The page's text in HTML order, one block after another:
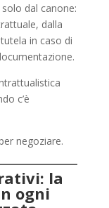
dal canone:
dalla
in caso di
c’è
negoziare.
la
ogni